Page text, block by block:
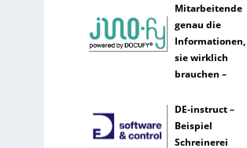
Mitarbeitende
genau die
sie wirklich
brauchen –
DE-instruct –
Beispiel
Schreinerei